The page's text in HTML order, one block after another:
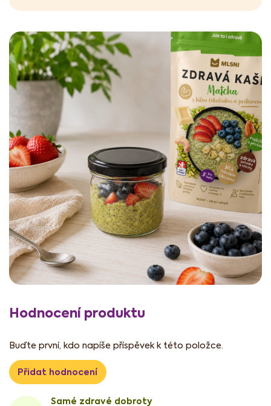
Samé zdravé dobroty
Hodnocení produktu
Buďte první, kdo napíše příspěvek k této položce.
Přidat hodnocení